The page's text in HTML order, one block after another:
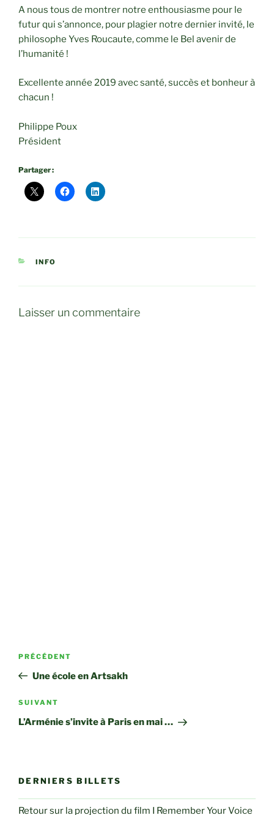
A nous tous de montrer notre enthousiasme pour le
futur qui s’annonce, pour plagier notre dernier invité, le
philosophe Yves Roucaute, comme le Bel avenir de
l’humanité !
Excellente année 2019 avec santé, succès et bonheur à
chacun !
Philippe Poux
Président
Partager :
CATÉGORIES
INFO
Laisser un commentaire
Navigation
l’article
Article
précédent
PRÉCÉDENT
Une école en Artsakh
Article
suivant
SUIVANT
L’Arménie s’invite à Paris en mai …
DERNIERS BILLETS
Retour sur la projection du film I Remember Your Voice